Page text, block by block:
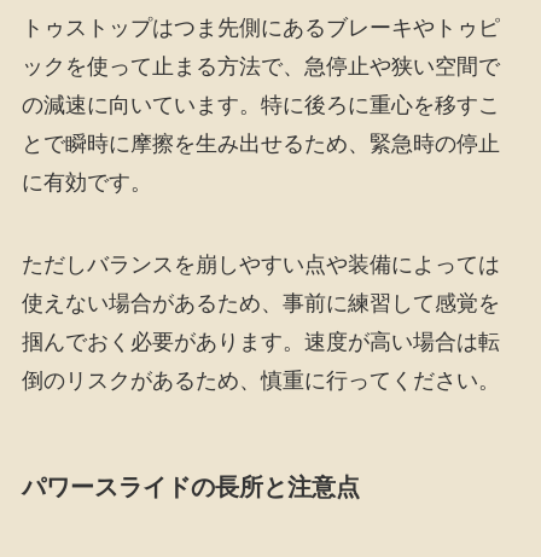
トゥストップはつま先側にあるブレーキやトゥピ
ックを使って止まる方法で、急停止や狭い空間で
の減速に向いています。特に後ろに重心を移すこ
とで瞬時に摩擦を生み出せるため、緊急時の停止
に有効です。
ただしバランスを崩しやすい点や装備によっては
使えない場合があるため、事前に練習して感覚を
掴んでおく必要があります。速度が高い場合は転
倒のリスクがあるため、慎重に行ってください。
パワースライドの長所と注意点